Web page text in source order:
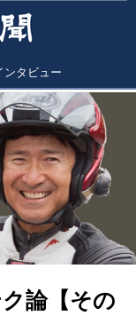
ンタビュー
論【その